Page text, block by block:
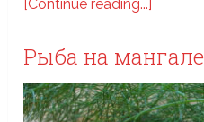
[Continue reading...]
Рыба на мангале